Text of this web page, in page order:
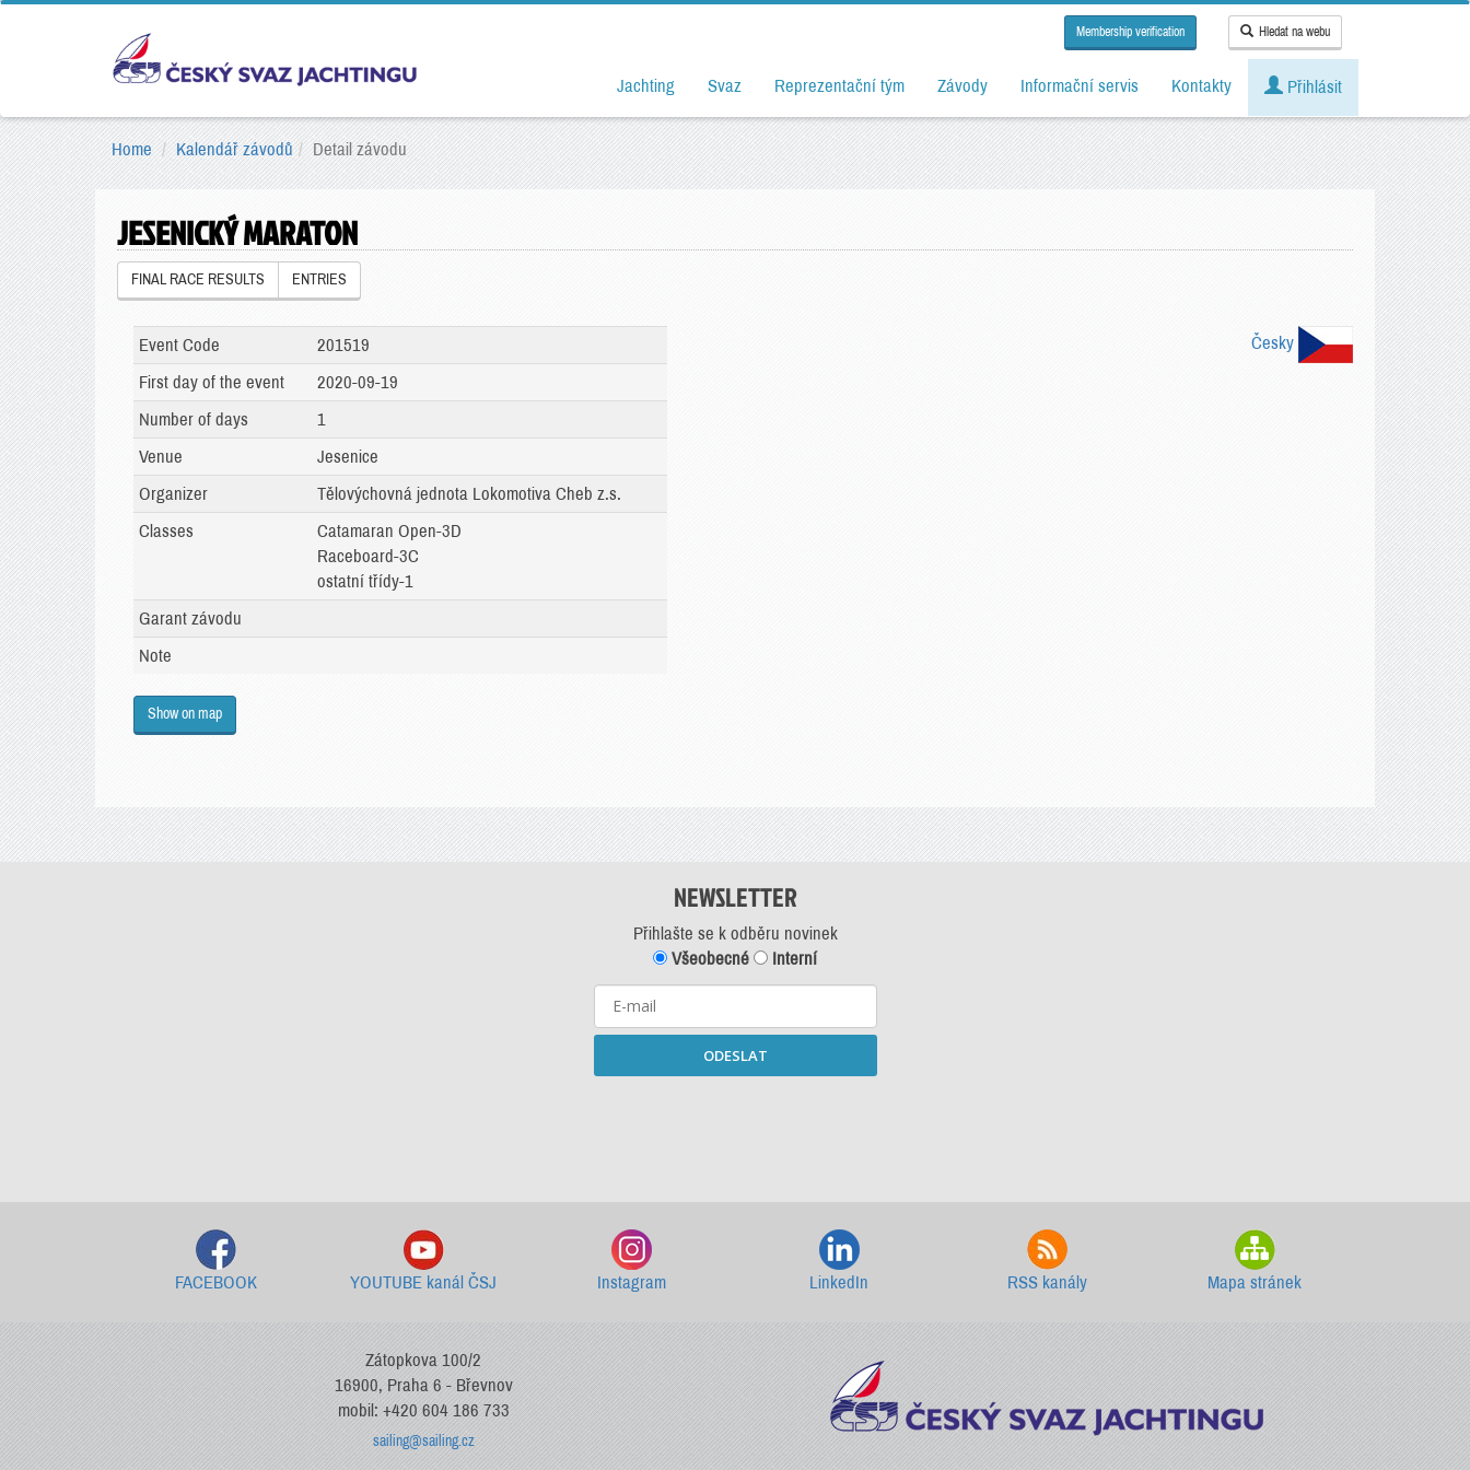
Membership verification Hledat na webu
Jachting Svaz Reprezentační tým Závody Informační servis Kontakty Přihlásit
Home Kalendář závodů Detail závodu
JESENICKÝ MARATON
FINAL RACE RESULTS ENTRIES
Česky
Event Code
201519
First day of the event
2020-09-19
Number of days
1
Venue
Jesenice
Organizer
Tělovýchovná jednota Lokomotiva Cheb z.s.
Classes
Catamaran Open-3D
Raceboard-3C
ostatní třídy-1
Garant závodu
Note
Show on map
NEWSLETTER
Přihlašte se k odběru novinek
Všeobecné
Interní
ODESLAT
FACEBOOK YOUTUBE kanál ČSJ Instagram LinkedIn RSS kanály Mapa stránek
Zátopkova 100/2
16900, Praha 6 - Břevnov
mobil: +420 604 186 733
sailing@sailing.cz